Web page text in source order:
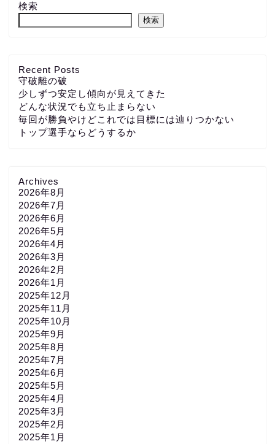
検索
検索
Recent Posts
守破離の破
少しずつ安定し傾向が見えてきた
どんな状況でも立ち止まらない
毎回が勝負やけどこれでは目標には辿りつかない
トップ選手ならどうするか
Archives
2026年8月
2026年7月
2026年6月
2026年5月
2026年4月
2026年3月
2026年2月
2026年1月
2025年12月
2025年11月
2025年10月
2025年9月
2025年8月
2025年7月
2025年6月
2025年5月
2025年4月
2025年3月
2025年2月
2025年1月